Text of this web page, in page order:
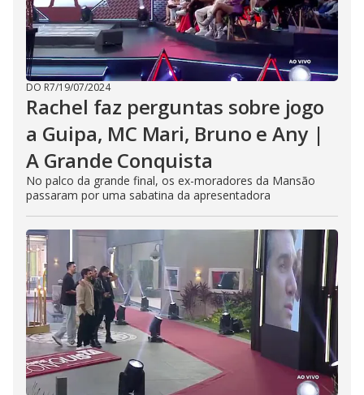
DO R7/19/07/2024
Rachel faz perguntas sobre jogo
a Guipa, MC Mari, Bruno e Any |
A Grande Conquista
No palco da grande final, os ex-moradores da Mansão
passaram por uma sabatina da apresentadora